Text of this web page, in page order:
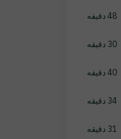
48 دقیقه
30 دقیقه
40 دقیقه
34 دقیقه
31 دقیقه